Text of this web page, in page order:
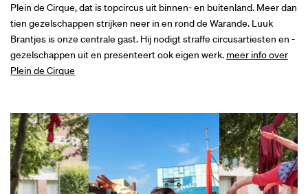
Plein de Cirque, dat is topcircus uit binnen- en buitenland. Meer dan
tien gezelschappen strijken neer in en rond de Warande. Luuk
Brantjes is onze centrale gast. Hij nodigt straffe circusartiesten en -
gezelschappen uit en presenteert ook eigen werk. meer info over
Plein de Cirque
Overslaan